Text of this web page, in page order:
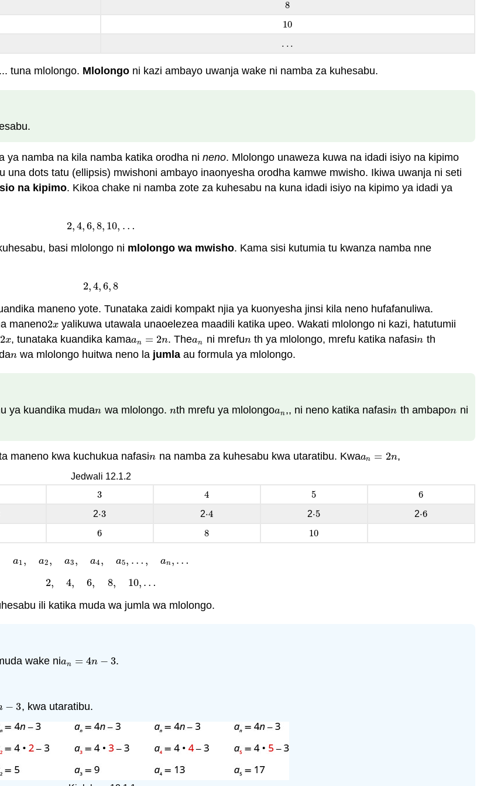
8
8
10
10
. . .
.. .
tuna mlolongo. Mlolongoni kazi ambayo uwanja wake ni namba za kuhesabu.
ya namba na kila namba katika orodha ni neno. Mlolongo unaweza kuwa na idadi isiyo na kipimo
dots tatu (ellipsis) mwishoni ambayo inaonyesha orodha kamwe mwisho. Ikiwa uwanja ni seti
na kipimo. Kikoa chake ni namba zote za kuhesabu na kuna idadi isiyo na kipimo ya idadi ya
2, 4, 6, 8, 10, …
2, 4, 6,8,10,…
basi mlolongo ni mlolongo wa mwisho. Kama sisi kutumia tu kwanza namba nne
2,4,6,8
2, 4,6,8
maneno yote. Tunataka zaidi kompakt njia ya kuonyesha jinsi kila neno hufafanuliwa.
maneno2x
2x yalikuwa utawala unaoelezea maadili katika upeo. Wakati mlolongo ni kazi, hatutumii
2x, tunataka kuandika kamaan = 2n
an =2 n . Thean
an ni mrefun
n th ya mlolongo, mrefu katika nafasin
n th
n
n wa mlolongo huitwa neno la jumla au formula ya mlolongo.
ya kuandika mudan
n wa mlolongo. n
nth mrefu ya mlolongoan
an,, ni neno katika nafasin
n th ambapon
n ni
maneno kwa kuchukua nafasin
n na namba za kuhesabu kwa utaratibu. Kwaan = 2n
an =2 n ,
3
3 4
4 5
5 6
6
2⋅3
⋅3 2⋅4
⋅4 2⋅5
⋅5 2⋅6
⋅6
6
6 8
8 10
10
Jedwali 12.1.2
a1, a2, a3, a4 , a5, … , an , …
a1, 2,a3 4,a …,a …
2, 4, 6, 8, 10, …
2, 6,8 10,
ili katika muda wa jumla wa mlolongo.
wake nian = 4n − 3
an =4 n−3
.
− 3
3 , kwa utaratibu.